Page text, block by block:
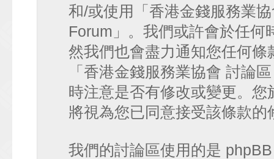
和/或使用「香港金錢服務業
Forum」。我們或許會於任何
然我們也會盡力通知您任何
「香港金錢服務業協會 討論
時注意是否有修改或變更。
將視為您已同意接受該條款的
我們的討論區使用的是